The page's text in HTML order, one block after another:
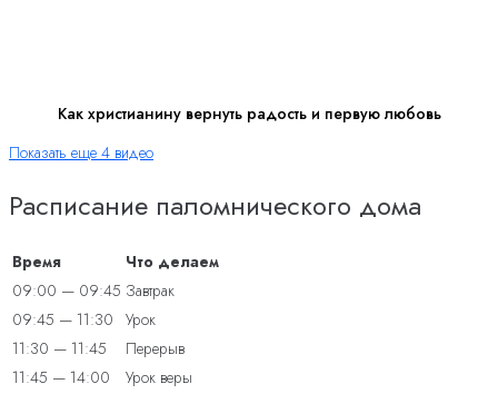
Как христианину вернуть радость и первую любовь
Показать еще 4 видео
Расписание паломнического дома
Время
Что делаем
09:00 — 09:45 Завтрак
09:45 — 11:30 Урок
11:30 — 11:45
Перерыв
11:45 — 14:00
Урок веры